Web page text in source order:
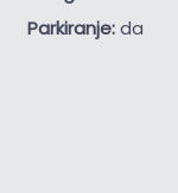
Parkiranje:da